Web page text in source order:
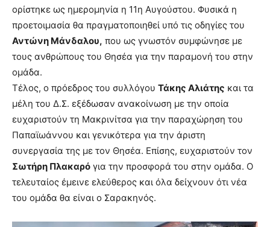
ορίστηκε ως ημερομηνία η 11η Αυγούστου. Φυσικά η
προετοιμασία θα πραγματοποιηθεί υπό τις οδηγίες του
Αντώνη Μάνδαλου, που ως γνωστόν συμφώνησε με
τους ανθρώπους του Θησέα για την παραμονή του στην
ομάδα.
Τέλος, ο πρόεδρος του συλλόγου Τάκης Αλιάτης και τα
μέλη του Δ.Σ. εξέδωσαν ανακοίνωση με την οποία
ευχαριστούν τη Μακρινίτσα για την παραχώρηση του
Παπαϊωάννου και γενικότερα για την άριστη
συνεργασία της με τον Θησέα. Επίσης, ευχαριστούν τον
Σωτήρη Πλακαρό για την προσφορά του στην ομάδα. Ο
τελευταίος έμεινε ελεύθερος και όλα δείχνουν ότι νέα
του ομάδα θα είναι ο Σαρακηνός.